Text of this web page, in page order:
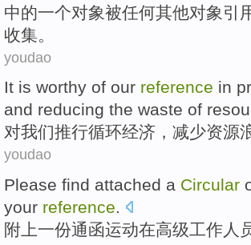
中的一个对象被任何其他对象引
收集。
youdao
It is worthy of our reference in
and reducing the waste of
对我们推行循环经济 ， 减少资源
youdao
Please find attached a Circular
your reference.
附上一份通函运动在高级工作人